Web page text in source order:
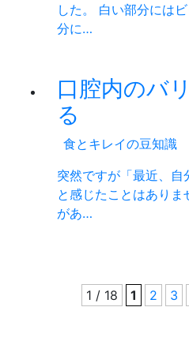
した。 白い部分には
分に…
口腔内のバ
る
食とキレイの豆知識
突然ですが「最近、自
と感じたことはありま
があ…
1 / 18 1 2 3